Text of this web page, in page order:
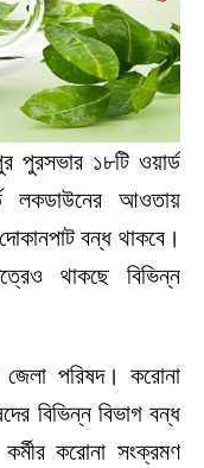
পুরসভার ১৮টি ওয়ার্ড
লকডাউনের আওতায়
বন্ধ থাকবে।
থাকছে বিভিন্ন
পরিষদ। করোনা
বিভিন্ন বিভাগ বন্ধ
করোনা সংক্রমণ